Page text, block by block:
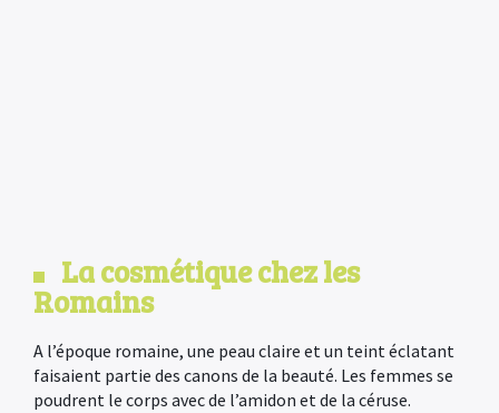
La cosmétique chez les
Romains
A l’époque romaine, une peau claire et un teint éclatant
faisaient partie des canons de la beauté. Les femmes se
poudrent le corps avec de l’amidon et de la céruse.